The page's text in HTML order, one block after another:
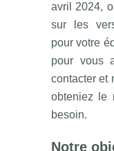
avril 2024,
sur les
pour votre
pour vous
contacter et
obteniez le
besoin.
Notre